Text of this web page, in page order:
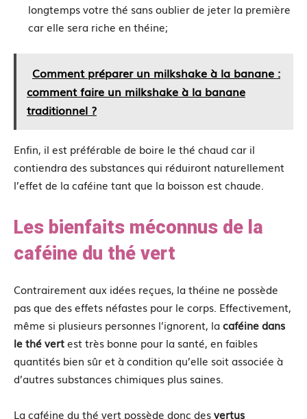
longtemps votre thé sans oublier de jeter la première
car elle sera riche en théine;
Comment préparer un milkshake à la banane :
comment faire un milkshake à la banane
traditionnel ?
Enfin, il est préférable de boire le thé chaud car il
contiendra des substances qui réduiront naturellement
l’effet de la caféine tant que la boisson est chaude.
Les bienfaits méconnus de la
caféine du thé vert
Contrairement aux idées reçues, la théine ne possède
pas que des effets néfastes pour le corps. Effectivement,
même si plusieurs personnes l’ignorent, la caféine dans
le thé vertest très bonne pour la santé, en faibles
quantités bien sûr et à condition qu’elle soit associée à
d’autres substances chimiques plus saines.
La caféine du thé vert possède donc desvertus